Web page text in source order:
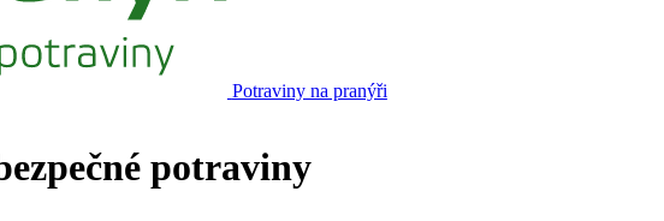
Potraviny na pranýři
potraviny